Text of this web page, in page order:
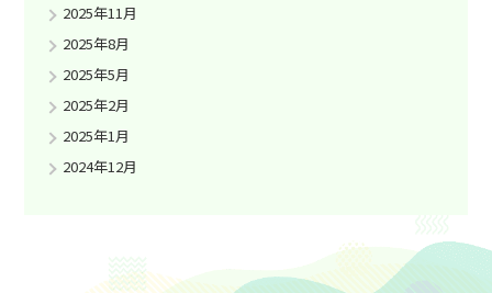
2025年11月
2025年8月
2025年5月
2025年2月
2025年1月
2024年12月